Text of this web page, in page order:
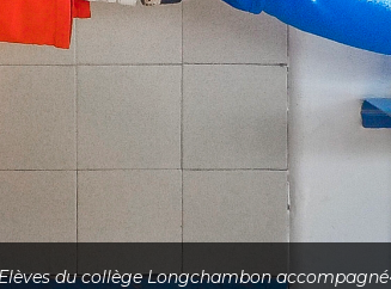
du collège Longchambon